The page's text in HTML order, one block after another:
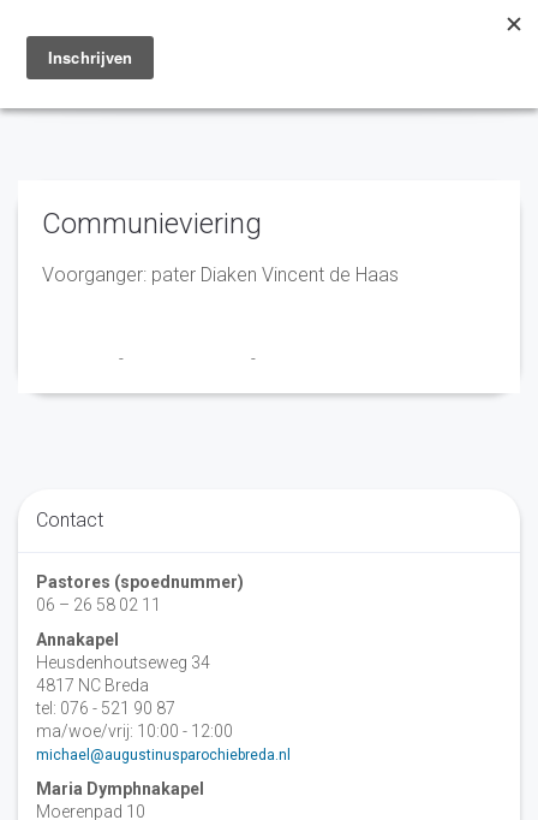
Toggle
navigation
Communieviering
Voorganger: pater Diaken Vincent de Haas
- -
Contact
Pastores (spoednummer)
06 – 26 58 02 11
Annakapel
Heusdenhoutseweg 34
4817 NC Breda
tel: 076 - 521 90 87
ma/woe/vrij: 10:00 - 12:00
michael@augustinusparochiebreda.nl
Maria Dymphnakapel
Moerenpad 10